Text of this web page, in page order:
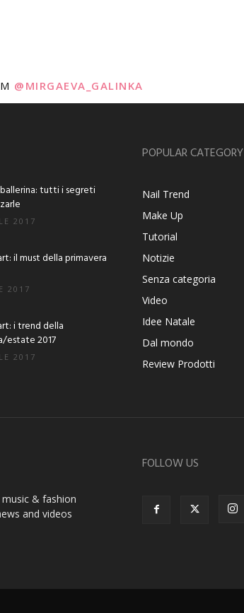
@MIRGAEVA_GALINKA
tutti i segreti
2017
il must della primavera
2017
i trend della
estate 2017
2017
POPULAR CATEGORY
Nail Trend
Make Up
Tutorial
Notizie
Senza categoria
Video
Idee Natale
Dal mondo
Review Prodotti
& fashion
and videos
FOLLOW US